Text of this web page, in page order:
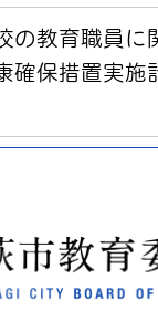
の教育職員に
確保措置実施